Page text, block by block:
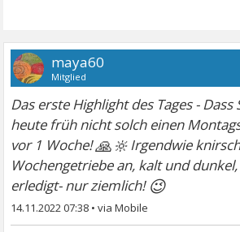
maya60
Mitglied
Das erste Highlight des Tages - Dass
heute früh nicht solch einen
vor 1 Woche!🙏🔆Irgendwie
Wochengetriebe an, kalt und
erledigt- nur ziemlich! 😉
14.11.2022 07:38 •